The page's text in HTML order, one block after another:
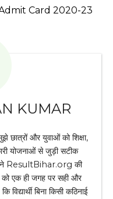
Card 2020-23
KUMAR
और युवाओं को शिक्षा,
योजनाओं से जुड़ी सटीक
मैंने ResultBihar.org की
एक ही जगह पर सही और
बिना किसी कठिनाई